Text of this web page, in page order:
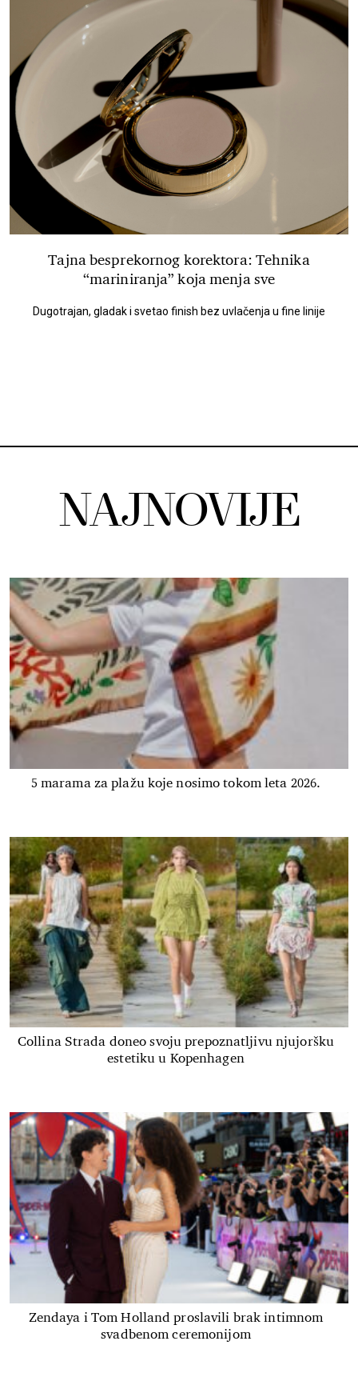
Tajna besprekornog korektora: Tehnika
“mariniranja” koja menja sve
Dugotrajan, gladak i svetao finish bez uvlačenja u fine linije
NAJNOVIJE
5 marama za plažu koje nosimo tokom leta 2026.
Collina Strada doneo svoju prepoznatljivu njujoršku
estetiku u Kopenhagen
Zendaya i Tom Holland proslavili brak intimnom
svadbenom ceremonijom